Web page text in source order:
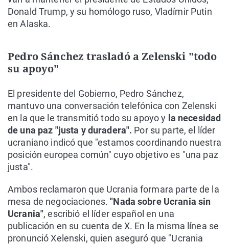
Donald Trump, y su homólogo ruso, Vladímir Putin
en Alaska.
Pedro Sánchez trasladó a Zelenski "todo
su apoyo"
El presidente del Gobierno, Pedro Sánchez,
mantuvo una conversación telefónica con Zelenski
en la que le transmitió todo su apoyo y la necesidad
de una paz "justa y duradera". Por su parte, el líder
ucraniano indicó que "estamos coordinando nuestra
posición europea común" cuyo objetivo es "una paz
justa".
Ambos reclamaron que Ucrania formara parte de la
mesa de negociaciones."Nada sobre Ucrania sin
Ucrania", escribió el líder español en una
publicación en su cuenta de X. En la misma línea se
pronunció Xelenski, quien aseguró que "Ucrania